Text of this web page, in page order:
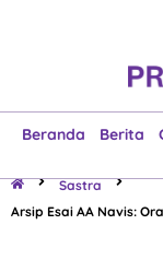
Beranda Berita
Sastra
Arsip Esai AA Navis: